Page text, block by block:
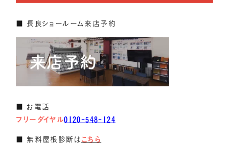
■ 長良ショールーム来店予約
■ お電話
フリーダイヤル0120-548-124
■ 無料屋根診断は こちら